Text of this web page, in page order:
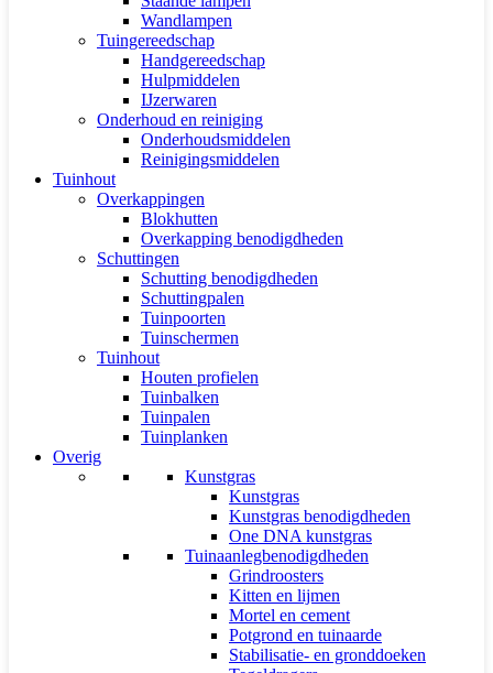
Wandlampen
Tuingereedschap
Handgereedschap
Hulpmiddelen
IJzerwaren
Onderhoud en reiniging
Onderhoudsmiddelen
Reinigingsmiddelen
Tuinhout
Overkappingen
Blokhutten
Overkapping benodigdheden
Schuttingen
Schutting benodigdheden
Schuttingpalen
Tuinpoorten
Tuinschermen
Tuinhout
Houten profielen
Tuinbalken
Tuinpalen
Tuinplanken
Overig
Kunstgras
Kunstgras
Kunstgras benodigdheden
One DNA kunstgras
Tuinaanlegbenodigdheden
Grindroosters
Kitten en lijmen
Mortel en cement
Potgrond en tuinaarde
Stabilisatie- en gronddoeken